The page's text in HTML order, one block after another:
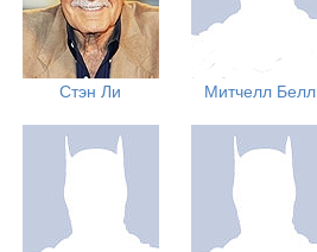
Стэн Ли Митчелл Белл